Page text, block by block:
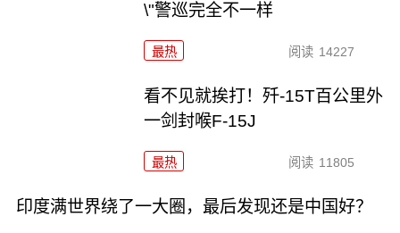
\"警巡完全不一样
最热 阅读 14227
看不见就挨打！歼-15T百公里外
一剑封喉F-15J
最热 阅读 11805
印度满世界绕了一大圈，最后发现还是中国好？